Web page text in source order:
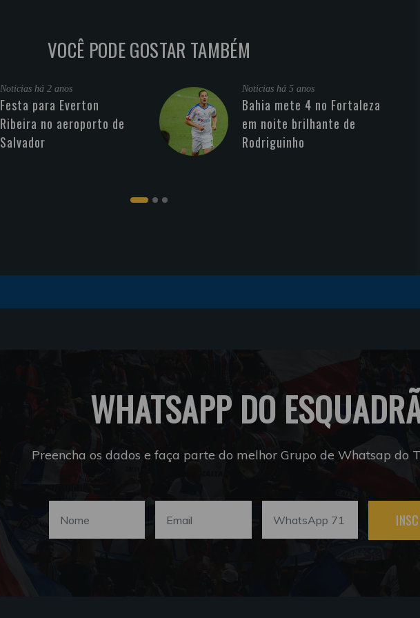
VOCÊ PODE GOSTAR TAMBÉM
Noticias há 2 anos
Festa para Everton
Ribeira no aeroporto de
Salvador
Noticias há 5 anos
Bahia mete 4 no Fortaleza
em noite brilhante de
Rodriguinho
WHATSAPP DO
Preencha os dados e faça parte do melhor Grupo de Whatsap do